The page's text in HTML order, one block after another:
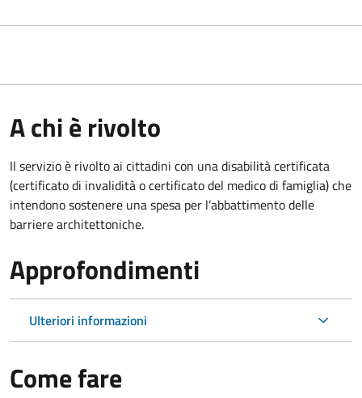
A chi è rivolto
Il servizio è rivolto ai cittadini con una disabilità certificata
(certificato di invalidità o certificato del medico di famiglia) che
intendono sostenere una spesa per l’abbattimento delle
barriere architettoniche.
Approfondimenti
Ulteriori informazioni
Come fare